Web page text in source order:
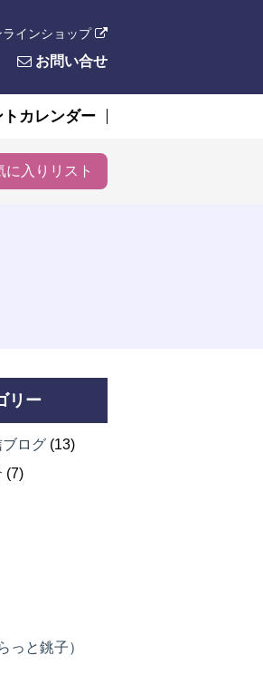
ラインショップ
お問い合せ
トカレンダー
に入りリスト
リー
ログ (13)
(7)
っと銚子）